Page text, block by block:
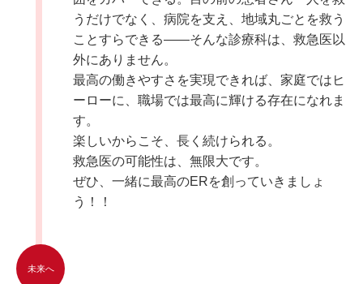
うだけでなく、病院を支え、地域丸ごとを救う
ことすらできる――そんな診療科は、救急医以
外にありません。
最高の働きやすさを実現できれば、家庭ではヒ
ーローに、職場では最高に輝ける存在になれま
す。
楽しいからこそ、長く続けられる。
救急医の可能性は、無限大です。
ぜひ、一緒に最高のERを創っていきましょ
う！！
未来へ